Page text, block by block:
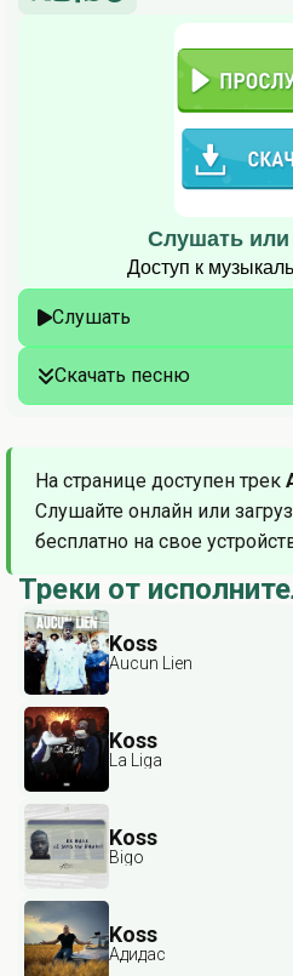
Слушать или
Доступ к
Слушать
Скачать песню
На странице доступен трек
Слушайте онлайн или
бесплатно на свое
Треки от
Koss
Aucun Lien
Koss
La Liga
Koss
Bigo
Koss
Адидас